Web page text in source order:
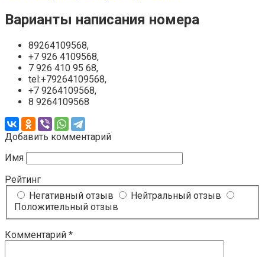
Варианты написания номера
89264109568,
+7 926 4109568,
7 926 410 95 68,
tel:+79264109568,
+7 9264109568,
8 9264109568
Добавить комментарий
Имя
Рейтинг
Негативный отзыв
Нейтральный отзыв
Положительный отзыв
Комментарий *